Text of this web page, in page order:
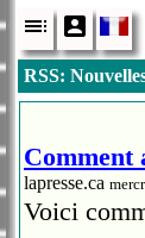
RSS:
Comment
lapresse.ca
Voici